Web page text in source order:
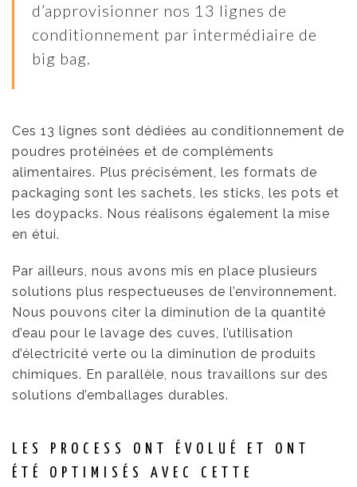
d’approvisionner nos 13 lignes de
conditionnement par intermédiaire de
big bag.
Ces 13 lignes sont dédiées au conditionnement de
poudres protéinées et de compléments
alimentaires. Plus précisément, les formats de
packaging sont les sachets, les sticks, les pots et
les doypacks. Nous réalisons également la mise
en étui.
Par ailleurs, nous avons mis en place plusieurs
solutions plus respectueuses de l’environnement.
Nous pouvons citer la diminution de la quantité
d’eau pour le lavage des cuves, l’utilisation
d’électricité verte ou la diminution de produits
chimiques. En parallèle, nous travaillons sur des
solutions d’emballages durables.
LES PROCESS ONT ÉVOLUÉ ET ONT
ÉTÉ OPTIMISÉS AVEC CETTE